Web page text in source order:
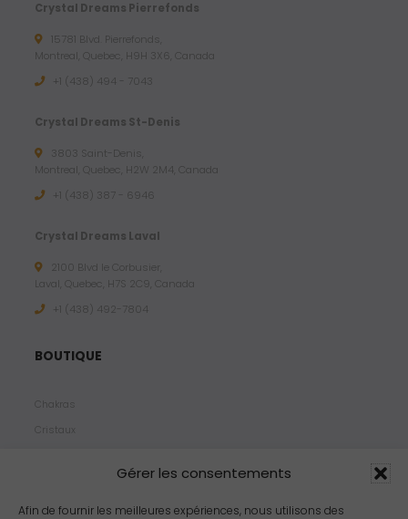
Gérer les consentements
Afin de fournir les meilleures expériences, nous utilisons des
Crystal Dreams Pierrefonds
15781 Blvd. Pierrefonds,
Montreal, Quebec, H9H 3X6, Canada
+1 (438) 494 - 7043
Crystal Dreams St-Denis
3803 Saint-Denis,
Montreal, Quebec, H2W 2M4, Canada
+1 (438) 387 - 6946
Crystal Dreams Laval
2100 Blvd le Corbusier,
Laval, Quebec, H7S 2C9, Canada
+1 ‪(438) 492-7804‬
BOUTIQUE
Chakras
Cristaux
Propriétés